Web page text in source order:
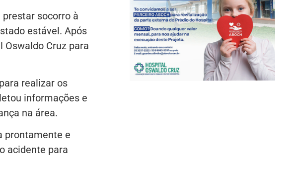
socorro à
estável. Após
Cruz para
realizar os
informações e
na área.
prontamente e
acidente para